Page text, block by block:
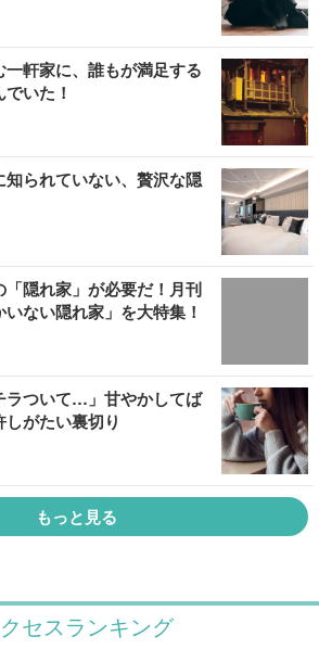
軒家に、誰もが満足する
いた！
られていない、贅沢な隠
隠れ家」が必要だ！月刊
ない隠れ家」を大特集！
ラついて…」甘やかしてば
がたい裏切り
もっと見る
セスランキング